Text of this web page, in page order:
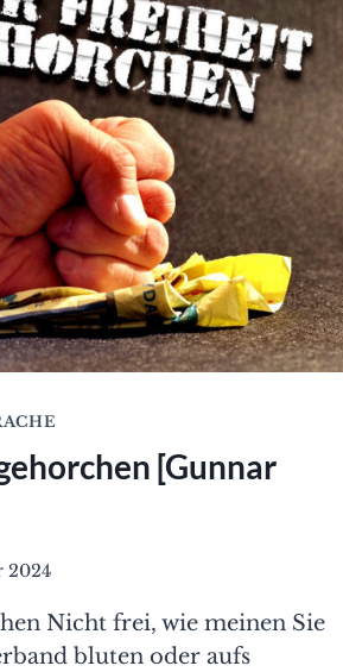
[Gunnar
2024
Nicht frei, wie meinen Sie
bluten oder aufs